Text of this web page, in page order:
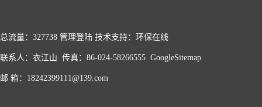
总流量：327738 管理登陆 技术支持： 环保在线
联系人：衣江山 传真：86-024-58266555 GoogleSitemap
邮 箱：18242399111@139.com